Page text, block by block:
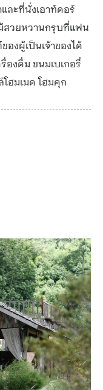
ละที่นั่งเอาท์ดอร์
สวยหวานกรุบที่แฟน
องผู้เป็นเจ้าของได้
องดื่ม ขนมเบเกอรี่
ฮมเมด โฮมคุก